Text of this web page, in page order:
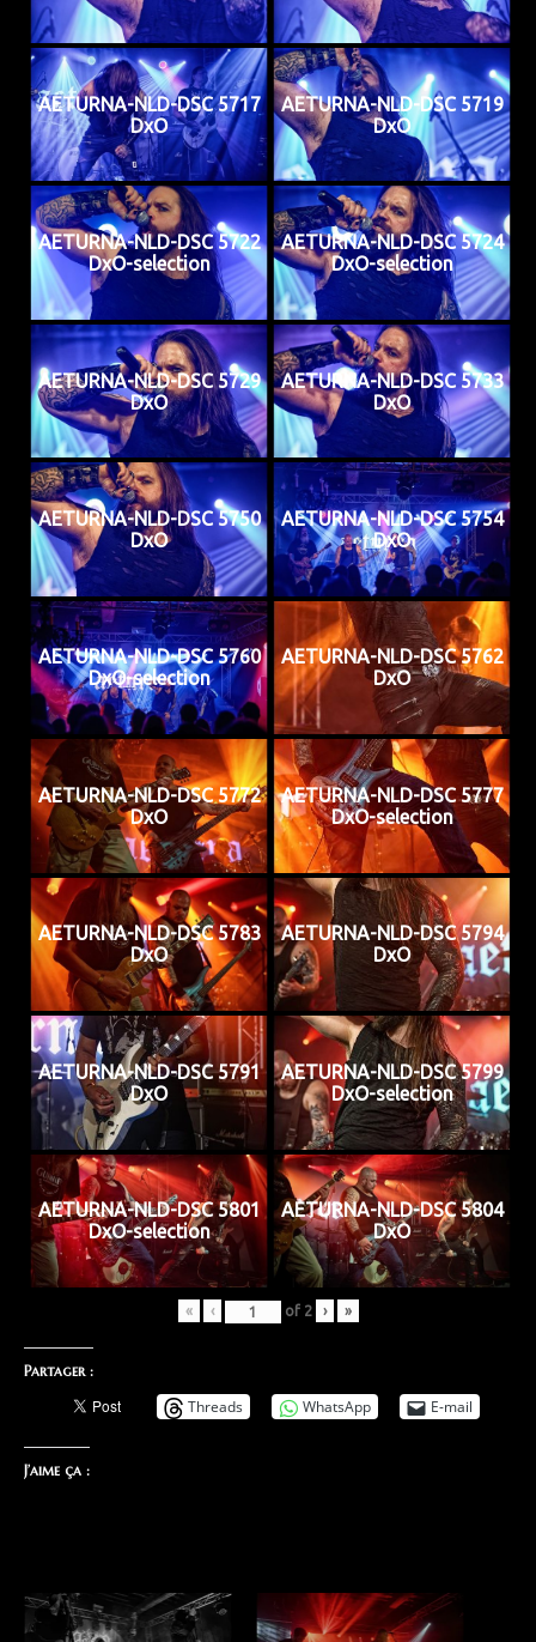
AETURNA-NLD-DSC 5717
DxO
AETURNA-NLD-DSC 5719
DxO
AETURNA-NLD-DSC 5722
DxO-selection
AETURNA-NLD-DSC 5724
DxO-selection
AETURNA-NLD-DSC 5729
DxO
AETURNA-NLD-DSC 5733
DxO
AETURNA-NLD-DSC 5750
DxO
AETURNA-NLD-DSC 5754
DxO
AETURNA-NLD-DSC 5760
DxO-selection
AETURNA-NLD-DSC 5762
DxO
AETURNA-NLD-DSC 5772
DxO
AETURNA-NLD-DSC 5777
DxO-selection
AETURNA-NLD-DSC 5783
DxO
AETURNA-NLD-DSC 5794
DxO
AETURNA-NLD-DSC 5791
DxO
AETURNA-NLD-DSC 5799
DxO-selection
AETURNA-NLD-DSC 5801
DxO-selection
AETURNA-NLD-DSC 5804
DxO
« ‹ of 2 › »
Partager :
Threads WhatsApp E-mail
J’aime ça :